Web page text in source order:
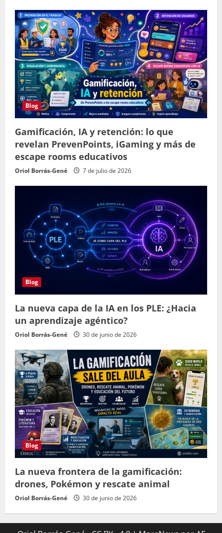
Blog
Gamificación, IA y retención: lo que
revelan PrevenPoints, iGaming y más de
escape rooms educativos
Oriol Borrás-Gené 7 de julio de 2026
Blog
La nueva capa de la IA en los PLE: ¿Hacia
un aprendizaje agéntico?
Oriol Borrás-Gené 30 de junio de 2026
Blog
La nueva frontera de la gamificación:
drones, Pokémon y rescate animal
Oriol Borrás-Gené 30 de junio de 2026